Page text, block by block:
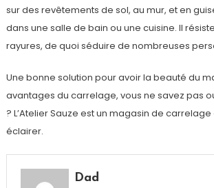
sur des revêtements de sol, au mur, et en
dans une salle de bain ou une cuisine. Il
rayures, de quoi séduire de nombreuses
Une bonne solution pour avoir la beauté du
avantages du carrelage, vous ne savez pas
? L’Atelier Sauze est un magasin de
éclairer.
Dad